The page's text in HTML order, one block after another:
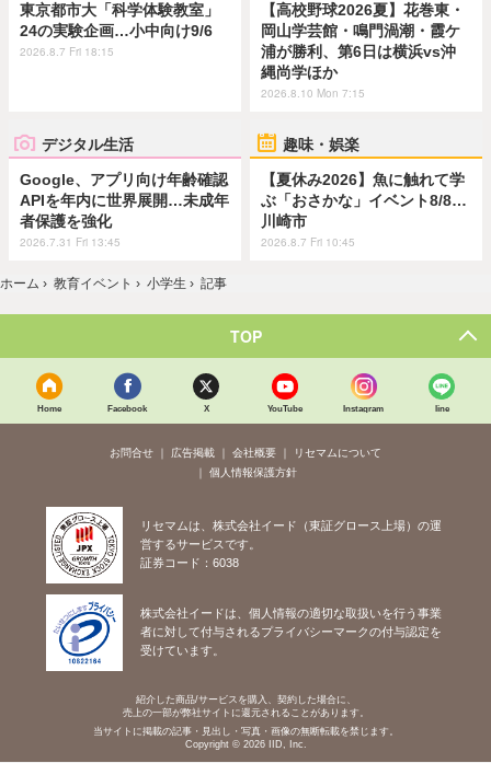
東京都市大「科学体験教室」
24の実験企画…小中向け9/6
2026.8.7 Fri 18:15
【高校野球2026夏】花巻東・
岡山学芸館・鳴門渦潮・霞ケ
浦が勝利、第6日は横浜vs沖
縄尚学ほか
2026.8.10 Mon 7:15
デジタル生活
Google、アプリ向け年齢確認
APIを年内に世界展開…未成年
者保護を強化
2026.7.31 Fri 13:45
趣味・娯楽
【夏休み2026】魚に触れて学
ぶ「おさかな」イベント8/8…
川崎市
2026.8.7 Fri 10:45
ホーム › 教育イベント › 小学生 › 記事
TOP
Home Facebook X YouTube Instagram line
お問合せ 広告掲載 会社概要
リセマムについて
個人情報保護方針
リセマムは、株式会社イード（東証グロース上場）の運
営するサービスです。
証券コード：6038
株式会社イードは、個人情報の適切な取扱いを行う事業
者に対して付与されるプライバシーマークの付与認定を
受けています。
紹介した商品/サービスを購入、契約した場合に、
売上の一部が弊社サイトに還元されることがあります。
当サイトに掲載の記事・見出し・写真・画像の無断転載を禁じます。
Copyright © 2026 IID, Inc.